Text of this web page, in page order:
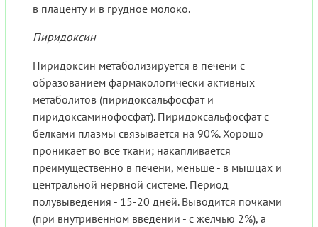
в плаценту и в грудное молоко.
Пиридоксин
Пиридоксин метаболизируется в печени с
образованием фармакологически активных
метаболитов (пиридоксальфосфат и
пиридоксаминофосфат). Пиридоксальфосфат с
белками плазмы связывается на 90%. Хорошо
проникает во все ткани; накапливается
преимущественно в печени, меньше - в мышцах и
центральной нервной системе. Период
полувыведения - 15-20 дней. Выводится почками
(при внутривенном введении - с желчью 2%), а